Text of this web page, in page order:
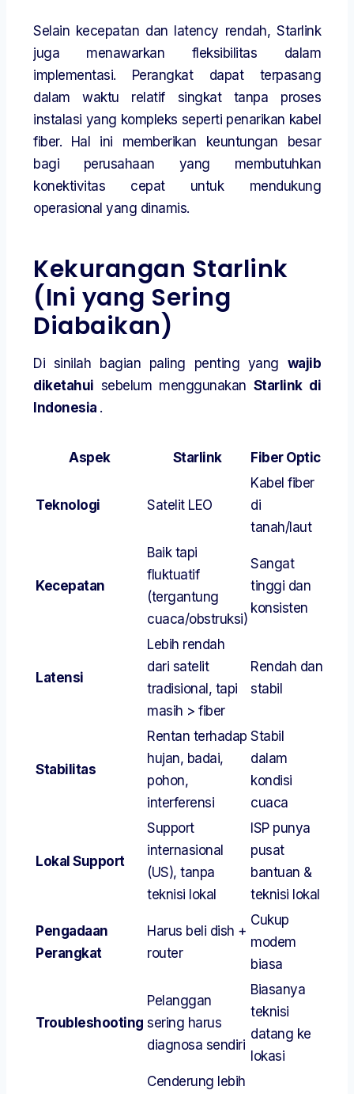
Selain kecepatan dan latency rendah, Starlink
juga menawarkan fleksibilitas dalam
implementasi. Perangkat dapat terpasang
dalam waktu relatif singkat tanpa proses
instalasi yang kompleks seperti penarikan kabel
fiber. Hal ini memberikan keuntungan besar
bagi perusahaan yang membutuhkan
konektivitas cepat untuk mendukung
operasional yang dinamis.
Kekurangan Starlink
(Ini yang Sering
Diabaikan)
Di sinilah bagian paling penting yang wajib
diketahui sebelum menggunakan Starlink di
Indonesia .
Aspek Starlink Fiber Optic
Teknologi Satelit LEO
Kabel fiber
di
tanah/laut
Kecepatan
Baik tapi
fluktuatif
(tergantung
cuaca/obstruksi)
Sangat
tinggi dan
konsisten
Latensi
Lebih rendah
dari satelit
tradisional, tapi
masih > fiber
Rendah dan
stabil
Stabilitas
Rentan terhadap
hujan, badai,
pohon,
interferensi
Stabil
dalam
kondisi
cuaca
Lokal Support
Support
internasional
(US), tanpa
teknisi lokal
ISP punya
pusat
bantuan &
teknisi lokal
Pengadaan
Perangkat
Harus beli dish +
router
Cukup
modem
biasa
Troubleshooting
Pelanggan
sering harus
diagnosa sendiri
Biasanya
teknisi
datang ke
lokasi
Cenderung lebih